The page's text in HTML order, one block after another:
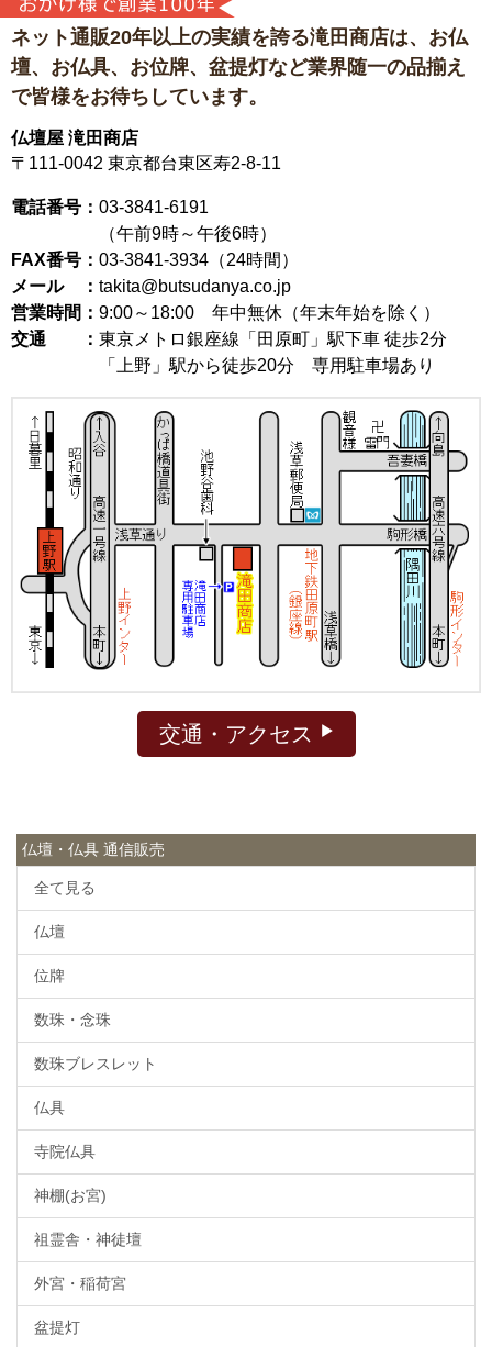
ネット通販20年以上の実績を誇る滝田商店は、 お仏
壇、お仏具、お位牌、盆提灯など業界随一の品揃え
で皆様をお待ちしています。
仏壇屋 滝田商店
〒111-0042 東京都台東区寿2-8-11
電話番号： 03-3841-6191
（午前9時～午後6時）
FAX番号： 03-3841-3934（24時間）
メール ： takita@butsudanya.co.jp
営業時間： 9:00～18:00 年中無休（年末年始を除く）
交通 ： 東京メトロ銀座線「田原町」駅下車 徒歩2分
「上野」駅から徒歩20分 専用駐車場あり
交通・アクセス
仏壇・仏具 通信販売
全て見る
仏壇
位牌
数珠・念珠
数珠ブレスレット
仏具
寺院仏具
神棚(お宮)
祖霊舎・神徒壇
外宮・稲荷宮
盆提灯